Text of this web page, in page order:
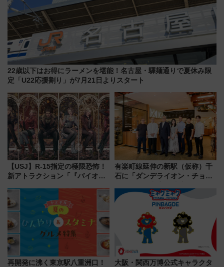
22歳以下はお得にラーメンを堪能！名古屋・驛麺通りで夏休み限
定「U22応援割り」が7月21日よりスタート
【USJ】R-15指定の極限恐怖！
新アトラクション「『バイオハ
ブ」今秋登場 ―予測不能の恐
怖に泣き叫べ―
有楽町線延伸の新駅（仮称）千
石に「ダンデライオン・チョコ
1億円出資で挑む新時代のまちづ
くりとは？
再開発に沸く東京駅八重洲口！
大阪・関西万博公式キャラクタ